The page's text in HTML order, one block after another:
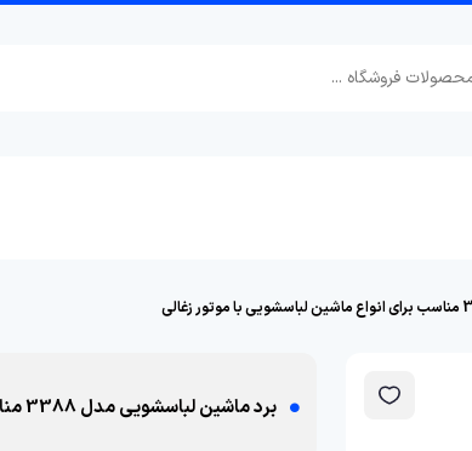
برد ماشین لباسشویی مدل 3388 مناسب برای انواع ماشین لباسشویی با موتور زغالی